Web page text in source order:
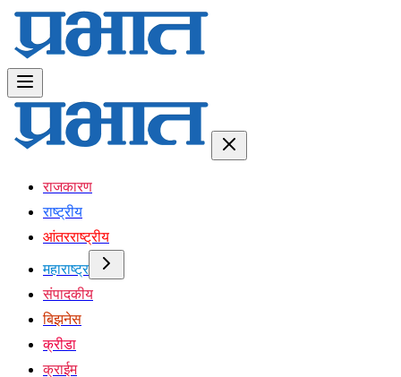
राजकारण
राष्ट्रीय
आंतरराष्ट्रीय
महाराष्ट्र
संपादकीय
बिझनेस
क्रीडा
क्राईम